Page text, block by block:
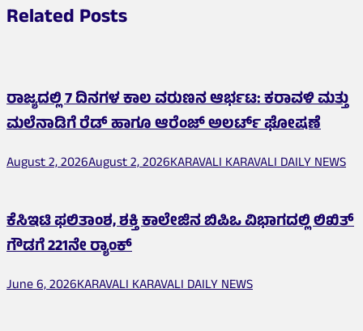
Related Posts
ರಾಜ್ಯದಲ್ಲಿ 7 ದಿನಗಳ ಕಾಲ ವರುಣನ ಆರ್ಭಟ: ಕರಾವಳಿ ಮತ್ತು
ಮಲೆನಾಡಿಗೆ ರೆಡ್ ಹಾಗೂ ಆರೆಂಜ್ ಅಲರ್ಟ್ ಘೋಷಣೆ
August 2, 2026August 2, 2026KARAVALI KARAVALI DAILY NEWS
ಕೆಸಿಇಟಿ ಫಲಿತಾಂಶ, ಶಕ್ತಿ ಕಾಲೇಜಿನ ಬಿಪಿಒ ವಿಭಾಗದಲ್ಲಿ ಲಿಖಿತ್
ಗೌಡಗೆ 221ನೇ ರ‍್ಯಾಂಕ್
June 6, 2026KARAVALI KARAVALI DAILY NEWS